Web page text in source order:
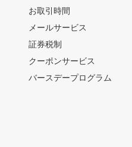
お取引時間
メールサービス
証券税制
クーポンサービス
バースデープログラム